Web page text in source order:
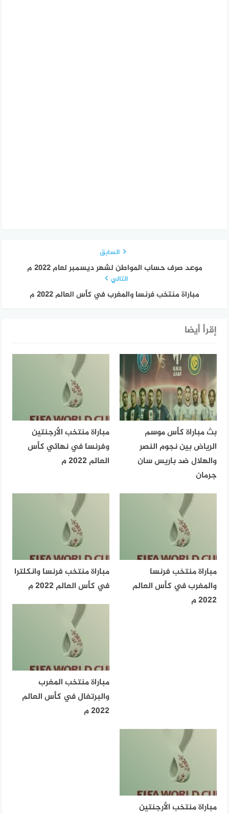
السابق
موعد صرف حساب المواطن لشهر ديسمبر لعام 2022 م
التالي
مباراة منتخب فرنسا والمغرب في كأس العالم 2022 م
إقرأ أيضا
بث مباراة كأس موسم
الرياض بين نجوم النصر
والهلال ضد باريس سان
جرمان
مباراة منتخب الأرجنتين
وفرنسا في نهائي كأس
العالم 2022 م
مباراة منتخب فرنسا
والمغرب في كأس العالم
2022 م
مباراة منتخب فرنسا وانكلترا
في كأس العالم 2022 م
مباراة منتخب المغرب
والبرتغال في كأس العالم
2022 م
مباراة منتخب الأرجنتين